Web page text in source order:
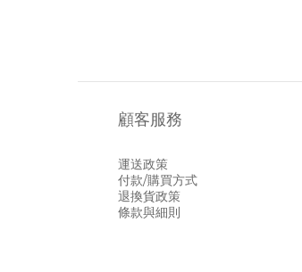
顧客服務
運送政策
付款/購買方式
退換貨政策
條款與細則